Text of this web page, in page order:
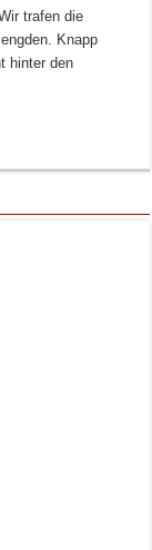
trafen die
Knapp
hinter den